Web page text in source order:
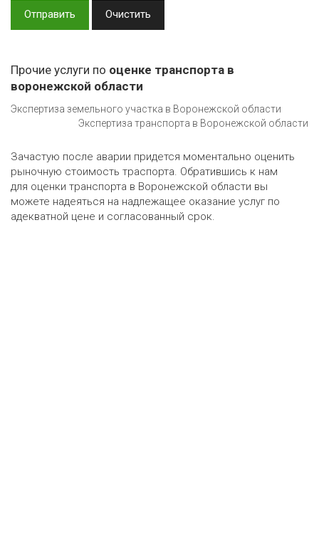
Отправить Очистить
Прочие услуги по оценке транспорта в
воронежской области
Экспертиза земельного участка в Воронежской области
Экспертиза транспорта в Воронежской области
Зачастую после аварии придется моментально оценить
рыночную стоимость траспорта. Обратившись к нам
для оценки транспорта в Воронежской области вы
можете надеяться на надлежащее оказание услуг по
адекватной цене и согласованный срок.